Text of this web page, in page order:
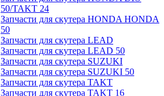
50/TAKT 24
Запчасти для скутера HONDA HONDA
50
Запчасти для скутера LEAD
Запчасти для скутера LEAD 50
Запчасти для скутера SUZUKI
Запчасти для скутера SUZUKI 50
Запчасти для скутера TAKT
Запчасти для скутера TAKT 16